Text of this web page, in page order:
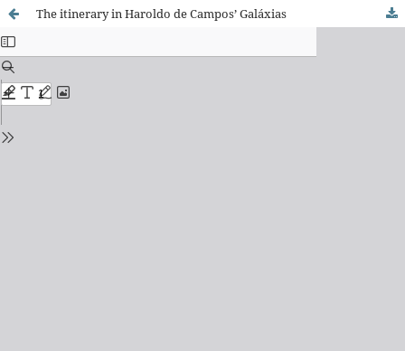
The itinerary in Haroldo de Campos’ Galáxias